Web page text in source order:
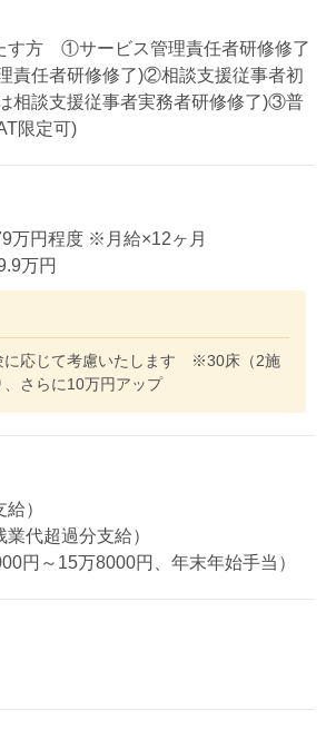
方 ①サービス管理責任者研修修了
責任者研修修了)②相談支援従事者初
相談支援従事者実務者研修修了)③普
限定可)
万円程度 ※月給×12ヶ月
万円
に応じて考慮いたします ※30床（2施
さらに10万円アップ
）
代超過分支給）
円～15万8000円、年末年始手当）